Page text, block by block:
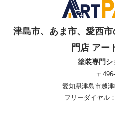
津島市、あま市、愛西
門店 アー
塗装専門シ
〒
愛知県津島市越
フリーダイヤル